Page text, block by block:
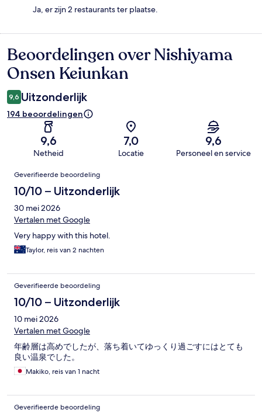
Ja, er zijn 2 restaurants ter plaatse.
Beoordelingen
Beoordelingen over Nishiyama
Onsen Keiunkan
9,6 Uitzonderlijk
194 beoordelingen
9,6
Netheid
7,0
Locatie
9,6
Personeel en service
Beoordelingen
Geverifieerde beoordeling
10/10 – Uitzonderlijk
30 mei 2026
Vertalen met Google
Very happy with this hotel.
Taylor, reis van 2 nachten
Geverifieerde beoordeling
10/10 – Uitzonderlijk
10 mei 2026
Vertalen met Google
年齢層は高めでしたが、落ち着いてゆっくり過ごすにはとても
良い温泉でした。
Makiko, reis van 1 nacht
Geverifieerde beoordeling